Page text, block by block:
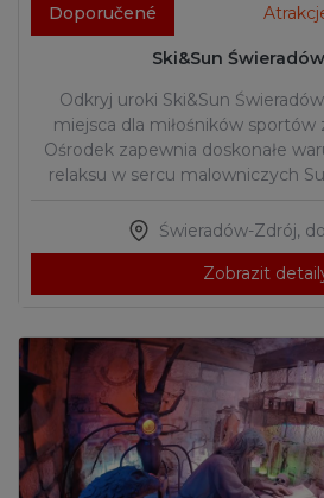
Doporučené
Ski&Sun
Odkryj uroki Ski&Sun
miejsca dla miłośników
Ośrodek zapewnia doskonałe
relaksu w sercu malowniczych
Świeradów-Zdrój,
Zobrazit